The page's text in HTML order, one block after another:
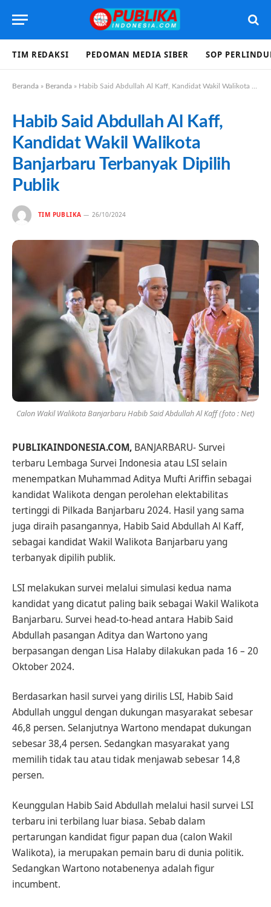
TIM REDAKSI PEDOMAN MEDIA SIBER SOP
Beranda » Beranda » Habib Said Abdullah Al Kaff, Kandidat Wakil Walikota Banjarbaru Terbanyak Dipilih Publik
Habib Said Abdullah Al Kaff,
Kandidat Wakil Walikota
Banjarbaru Terbanyak Dipilih
Publik
TIM PUBLIKA 26/10/2024
Calon Wakil Walikota Banjarbaru Habib Said Abdullah Al Kaff (foto : Net)
PUBLIKAINDONESIA.COM, BANJARBARU- Survei
terbaru Lembaga Survei Indonesia atau LSI selain
menempatkan Muhammad Aditya Mufti Ariffin sebagai
kandidat Walikota dengan perolehan elektabilitas
tertinggi di Pilkada Banjarbaru 2024. Hasil yang sama
juga diraih pasangannya, Habib Said Abdullah Al Kaff,
sebagai kandidat Wakil Walikota Banjarbaru yang
terbanyak dipilih publik.
LSI melakukan survei melalui simulasi kedua nama
kandidat yang dicatut paling baik sebagai Wakil Walikota
Banjarbaru. Survei head-to-head antara Habib Said
Abdullah pasangan Aditya dan Wartono yang
berpasangan dengan Lisa Halaby dilakukan pada 16 – 20
Oktober 2024.
Berdasarkan hasil survei yang dirilis LSI, Habib Said
Abdullah unggul dengan dukungan masyarakat sebesar
46,8 persen. Selanjutnya Wartono mendapat dukungan
sebesar 38,4 persen. Sedangkan masyarakat yang
memilih tidak tau atau tidak menjawab sebesar 14,8
persen.
Keunggulan Habib Said Abdullah melalui hasil survei LSI
terbaru ini terbilang luar biasa. Sebab dalam
pertarungan kandidat figur papan dua (calon Wakil
Walikota), ia merupakan pemain baru di dunia politik.
Sedangkan Wartono notabenenya adalah figur
incumbent.